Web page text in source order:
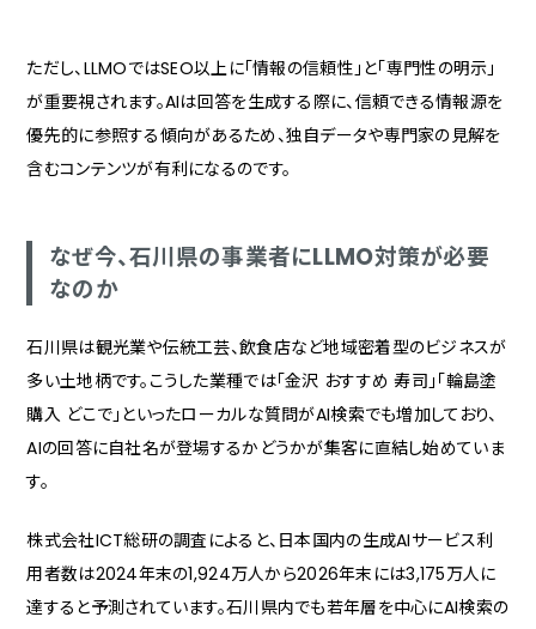
ただし、LLMOではSEO以上に「情報の信頼性」と「専門性の明示」
が重要視されます。AIは回答を生成する際に、信頼できる情報源を
優先的に参照する傾向があるため、独自データや専門家の見解を
含むコンテンツが有利になるのです。
なぜ今、石川県の事業者にLLMO対策が必要
なのか
石川県は観光業や伝統工芸、飲食店など地域密着型のビジネスが
多い土地柄です。こうした業種では「金沢 おすすめ 寿司」「輪島塗
購入 どこで」といったローカルな質問がAI検索でも増加しており、
AIの回答に自社名が登場するかどうかが集客に直結し始めていま
す。
株式会社ICT総研の調査によると、日本国内の生成AIサービス利
用者数は2024年末の1,924万人から2026年末には3,175万人に
達すると予測されています。石川県内でも若年層を中心にAI検索の